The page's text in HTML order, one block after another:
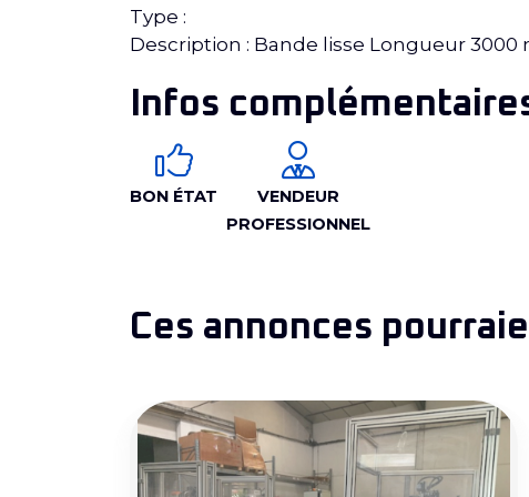
Type :
Description : Bande lisse Longueur
Infos
BON ÉTAT
VENDEUR
PROFESSIONNEL
Ces annonces